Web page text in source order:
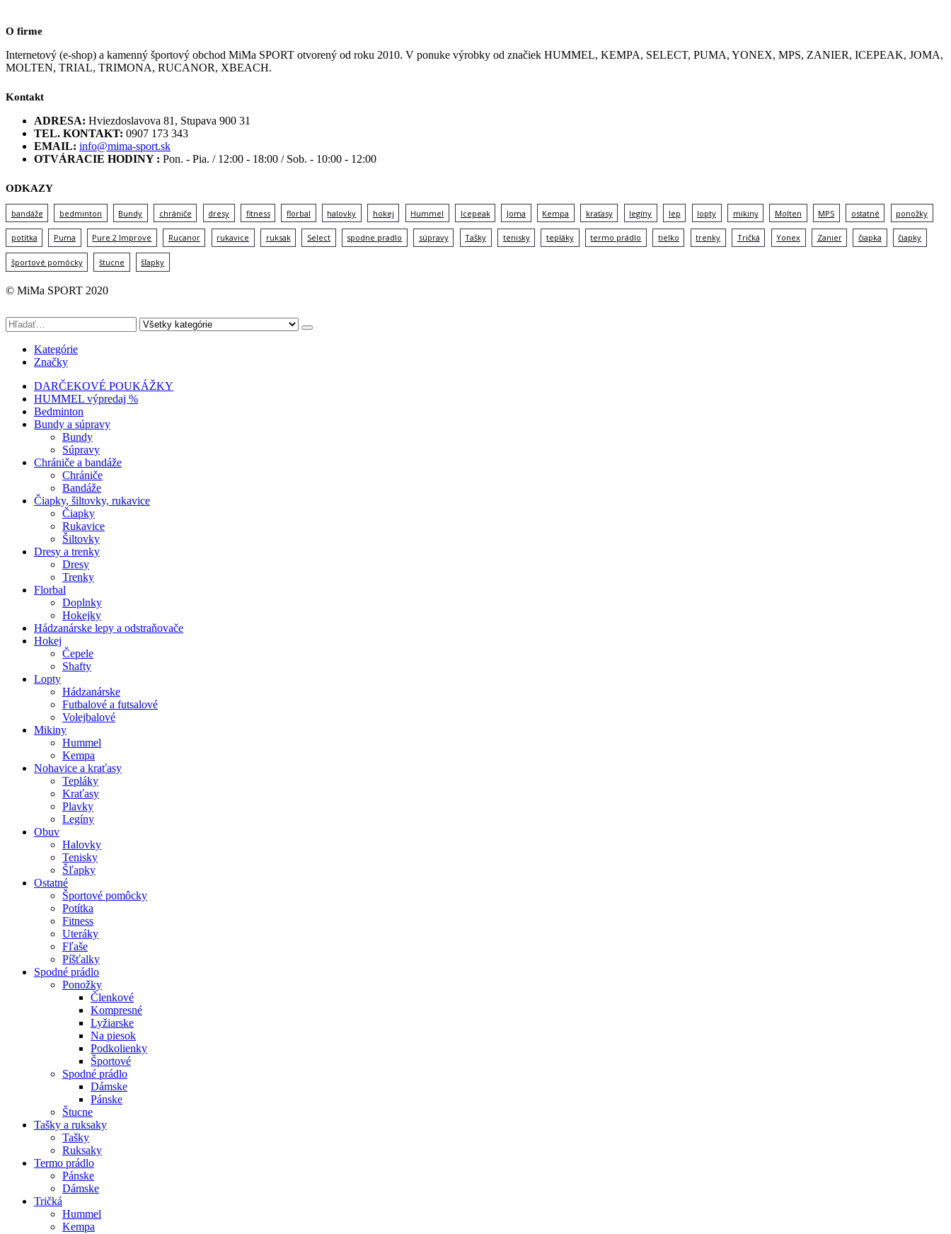
O firme
Internetový (e-shop) a kamenný športový obchod MiMa SPORT otvorený od roku 2010. V ponuke výrobky od značiek HUMMEL, KEMPA, SELECT, PUMA, YONEX, MPS, ZANIER, ICEPEAK, JOMA,
MOLTEN, TRIAL, TRIMONA, RUCANOR, XBEACH.
Kontakt
ADRESA: Hviezdoslavova 81, Stupava 900 31
TEL. KONTAKT: 0907 173 343
EMAIL: info@mima-sport.sk
OTVÁRACIE HODINY : Pon. - Pia. / 12:00 - 18:00 / Sob. - 10:00 - 12:00
ODKAZY
bandáže bedminton Bundy chrániče dresy fitness florbal halovky hokej Hummel Icepeak Joma Kempa kraťasy legíny lep lopty mikiny Molten MPS ostatné ponožky
potítka Puma Pure 2 Improve Rucanor rukavice ruksak Select spodne pradlo súpravy Tašky tenisky tepláky termo prádlo tielko trenky Tričká Yonex Zanier čiapka čiapky
športové pomôcky štucne šľapky
© MiMa SPORT 2020
Kategórie
Značky
DARČEKOVÉ POUKÁŽKY
HUMMEL výpredaj %
Bedminton
Bundy a súpravy
Bundy
Súpravy
Chrániče a bandáže
Chrániče
Bandáže
Čiapky, šiltovky, rukavice
Čiapky
Rukavice
Šiltovky
Dresy a trenky
Dresy
Trenky
Florbal
Doplnky
Hokejky
Hádzanárske lepy a odstraňovače
Hokej
Čepele
Shafty
Lopty
Hádzanárske
Futbalové a futsalové
Volejbalové
Mikiny
Hummel
Kempa
Nohavice a kraťasy
Tepláky
Kraťasy
Plavky
Legíny
Obuv
Halovky
Tenisky
Šľapky
Ostatné
Športové pomôcky
Potítka
Fitness
Uteráky
Fľaše
Píšťalky
Spodné prádlo
Ponožky
Členkové
Kompresné
Lyžiarske
Na piesok
Podkolienky
Športové
Spodné prádlo
Dámske
Pánske
Štucne
Tašky a ruksaky
Tašky
Ruksaky
Termo prádlo
Pánske
Dámske
Tričká
Hummel
Kempa